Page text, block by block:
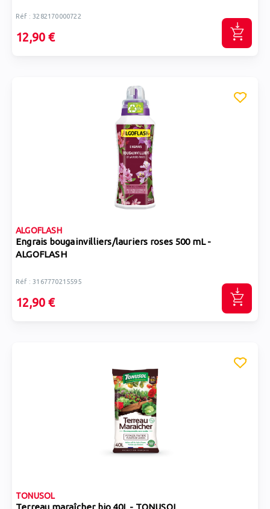
Réf : 3282170000722
12,90 €
ALGOFLASH
Engrais bougainvilliers/lauriers roses 500 mL -
ALGOFLASH
Réf : 3167770215595
12,90 €
TONUSOL
Terreau maraîcher bio 40L - TONUSOL